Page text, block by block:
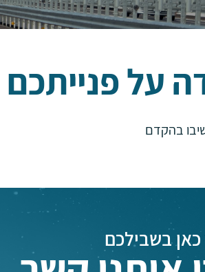
על פנייתכם
בהקדם
בשבילכם